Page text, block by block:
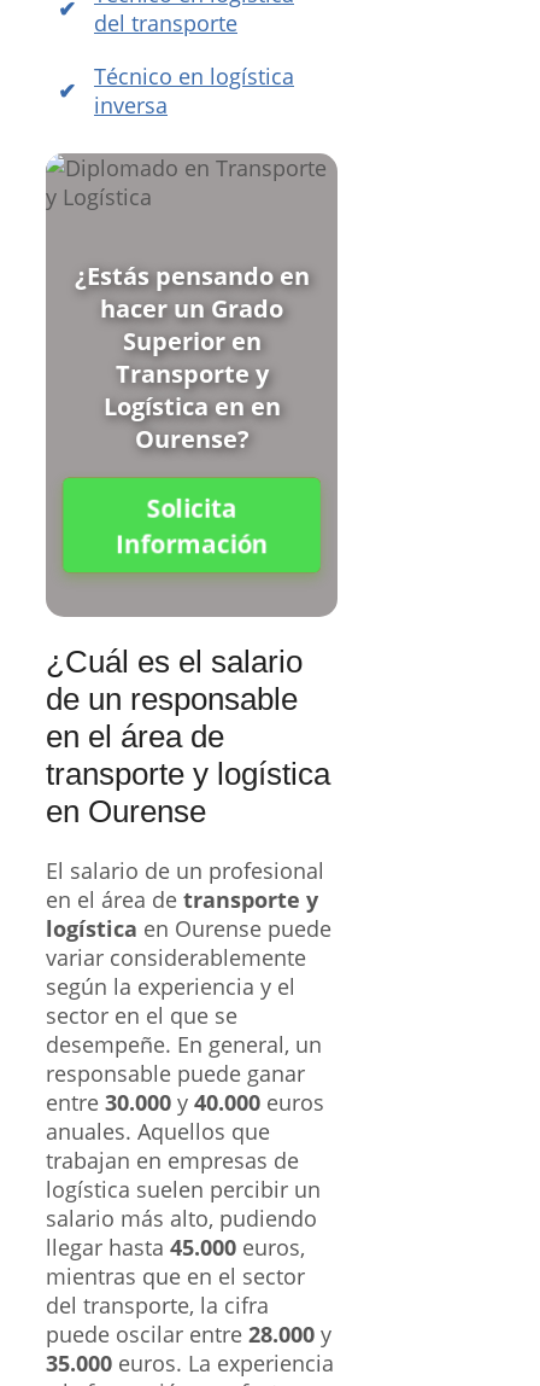
del transporte
Técnico en logística
inversa
¿Estás pensando en
hacer un Grado
Superior en
Transporte y
Logística en en
Ourense?
Solicita
Información
¿Cuál es el salario
de un responsable
en el área de
transporte y logística
en Ourense
El salario de un profesional
en el área de transporte y
logística en Ourense puede
variar considerablemente
según la experiencia y el
sector en el que se
desempeñe. En general, un
responsable puede ganar
entre 30.000 y 40.000 euros
anuales. Aquellos que
trabajan en empresas de
logística suelen percibir un
salario más alto, pudiendo
llegar hasta 45.000 euros,
mientras que en el sector
del transporte, la cifra
puede oscilar entre 28.000 y
35.000 euros. La experiencia